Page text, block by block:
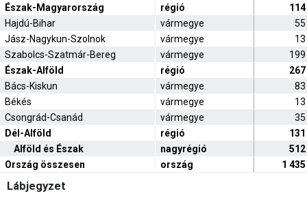
Észak-Magyarország
régió
114
Hajdú-Bihar
vármegye
55
Jász-Nagykun-Szolnok
vármegye
13
Szabolcs-Szatmár-Bereg
vármegye
199
Észak-Alföld
régió
267
Bács-Kiskun
vármegye
83
Békés
vármegye
13
Csongrád-Csanád
vármegye
35
Dél-Alföld
régió
131
Alföld és Észak
nagyrégió
512
Ország összesen
ország 1 435
Lábjegyzet